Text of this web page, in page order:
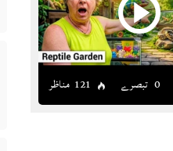
0 تبصرے 121 مناظر